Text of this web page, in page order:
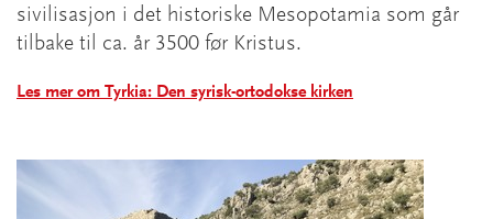
sivilisasjon i det historiske Mesopotamia som går
tilbake til ca. år 3500 før Kristus.
Les mer om Tyrkia: Den syrisk-ortodokse kirken